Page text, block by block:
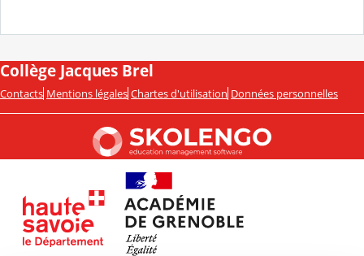
Collège Jacques Brel
Contacts Mentions légales Chartes d'utilisation Données personnelles